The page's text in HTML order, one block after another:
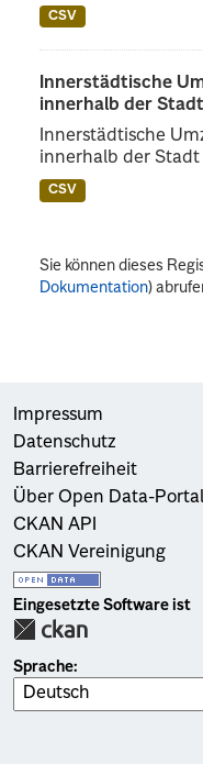
CSV
Innerstädtische
innerhalb der
Innerstädtische
innerhalb der
CSV
Sie können dieses
Dokumentation)
Impressum
Datenschutz
Barrierefreiheit
Über Open Data-
CKAN API
CKAN Vereinigung
Eingesetzte Software ist
Sprache